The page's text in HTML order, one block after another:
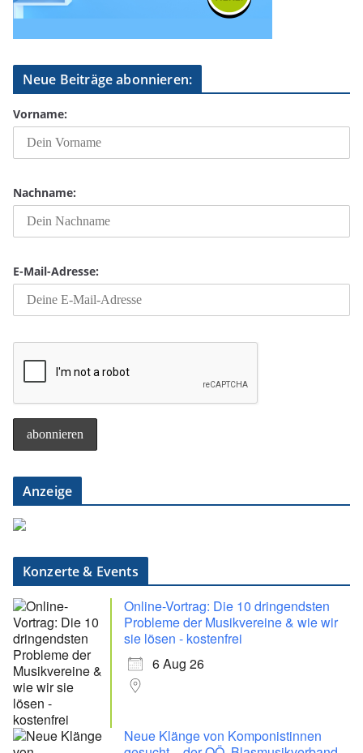
Neue Beiträge abonnieren:
Vorname:
Nachname:
E-Mail-Adresse:
Anzeige
Konzerte & Events
Online-Vortrag: Die 10 dringendsten
Probleme der Musikvereine & wie wir
sie lösen - kostenfrei
6 Aug 26
Neue Klänge von Komponistinnen